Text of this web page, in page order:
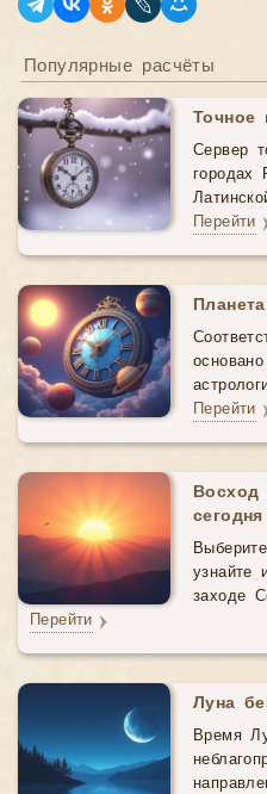
Популярные расчёты
Точное
Сервер
городах
Перейти
Перейти
сегодня
узнайте
заходе
Перейти
Луна
Время